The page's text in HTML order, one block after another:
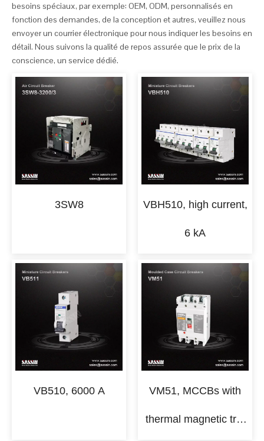
besoins spéciaux, par exemple: OEM, ODM, personnalisés en
fonction des demandes, de la conception et autres, veuillez nous
envoyer un courrier électronique pour nous indiquer les besoins en
détail. Nous suivons la qualité de repos assurée que le prix de la
conscience, un service dédié.
3SW8 VBH510, high current,
6 kA
VB510, 6000 A VM51, MCCBs with
thermal magnetic trip